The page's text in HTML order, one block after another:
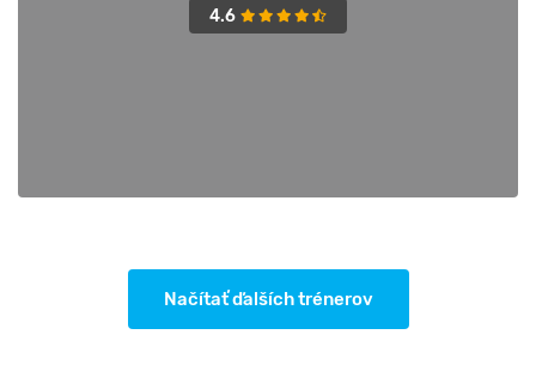
4.6
Načítať ďalších trénerov